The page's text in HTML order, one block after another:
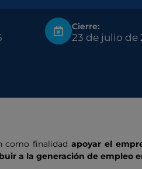
Cierre:
23 de julio de
como finalidad apoyar el
a la generación de empleo